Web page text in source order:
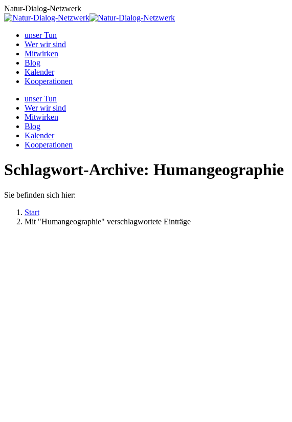
Zum
Inhalt
Natur-Dialog-Netzwerk
unser Tun
Wer wir sind
Mitwirken
Blog
Kalender
Kooperationen
unser Tun
Wer wir sind
Mitwirken
Blog
Kalender
Kooperationen
Schlagwort-Archive: Humangeographie
Sie befinden sich hier:
Start
Mit "Humangeographie" verschlagwortete Einträge